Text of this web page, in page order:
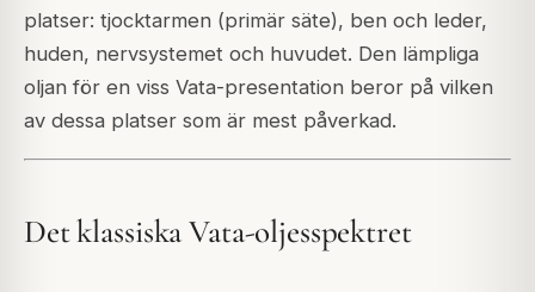
platser: tjocktarmen (primär säte), ben och leder,
huden, nervsystemet och huvudet. Den lämpliga
oljan för en viss Vata-presentation beror på vilken
av dessa platser som är mest påverkad.
Det klassiska Vata-oljesspektret